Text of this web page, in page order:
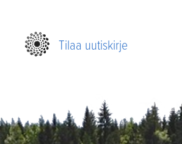
Tilaa uutiskirje